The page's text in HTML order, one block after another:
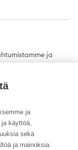
ja
ja
käyttöä,
sekä
ja mainoksia.